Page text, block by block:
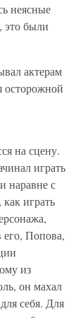
неясные
это были
актерам
осторожной
на сцену.
играть
наравне с
играть
Попова,
из
он махал
себя. Для